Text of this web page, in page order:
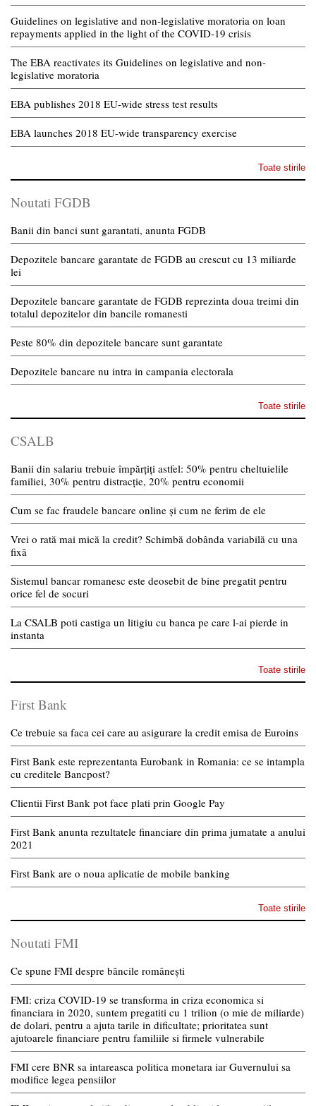
Guidelines on legislative and non-legislative moratoria on loan
repayments applied in the light of the COVID-19 crisis
The EBA reactivates its Guidelines on legislative and non-
legislative moratoria
EBA publishes 2018 EU-wide stress test results
EBA launches 2018 EU-wide transparency exercise
Toate stirile
Noutati FGDB
Banii din banci sunt garantati, anunta FGDB
Depozitele bancare garantate de FGDB au crescut cu 13 miliarde
lei
Depozitele bancare garantate de FGDB reprezinta doua treimi din
totalul depozitelor din bancile romanesti
Peste 80% din depozitele bancare sunt garantate
Depozitele bancare nu intra in campania electorala
Toate stirile
CSALB
Banii din salariu trebuie împărțiți astfel: 50% pentru cheltuielile
familiei, 30% pentru distracție, 20% pentru economii
Cum se fac fraudele bancare online și cum ne ferim de ele
Vrei o rată mai mică la credit? Schimbă dobânda variabilă cu una
fixă
Sistemul bancar romanesc este deosebit de bine pregatit pentru
orice fel de socuri
La CSALB poti castiga un litigiu cu banca pe care l-ai pierde in
instanta
Toate stirile
First Bank
Ce trebuie sa faca cei care au asigurare la credit emisa de Euroins
First Bank este reprezentanta Eurobank in Romania: ce se intampla
cu creditele Bancpost?
Clientii First Bank pot face plati prin Google Pay
First Bank anunta rezultatele financiare din prima jumatate a anului
2021
First Bank are o noua aplicatie de mobile banking
Toate stirile
Noutati FMI
Ce spune FMI despre băncile românești
FMI: criza COVID-19 se transforma in criza economica si
financiara in 2020, suntem pregatiti cu 1 trilion (o mie de miliarde)
de dolari, pentru a ajuta tarile in dificultate; prioritatea sunt
ajutoarele financiare pentru familiile si firmele vulnerabile
FMI cere BNR sa intareasca politica monetara iar Guvernului sa
modifice legea pensiilor